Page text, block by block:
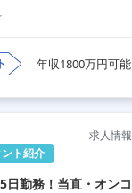
年収1800万円可能
ト紹介
求人情
5日勤務！当直・オン